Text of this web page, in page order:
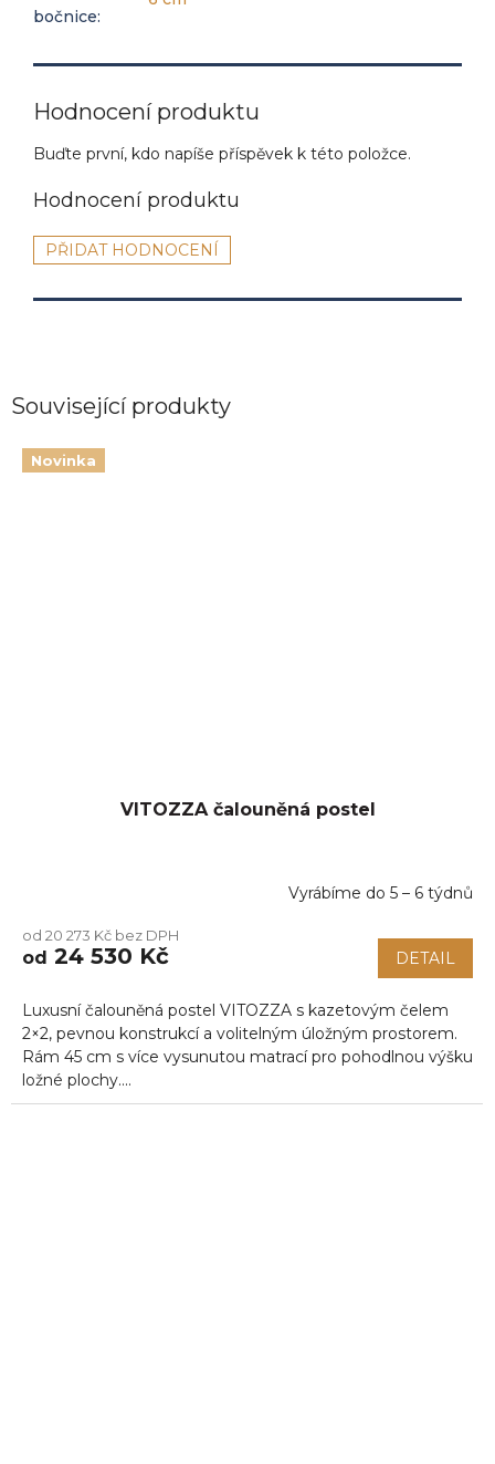
Související produkty
Novinka
VITOZZA čalouněná postel
Vyrábíme do 5 – 6 týdnů
od 20 273 Kč bez DPH
od 24 530 Kč DETAIL
Luxusní čalouněná postel VITOZZA s kazetovým čelem
2×2, pevnou konstrukcí a volitelným úložným prostorem.
Rám 45 cm s více vysunutou matrací pro pohodlnou výšku
ložné plochy....
bočnice:
Hodnocení produktu
Buďte první, kdo napíše příspěvek k této položce.
PŘIDAT HODNOCENÍ